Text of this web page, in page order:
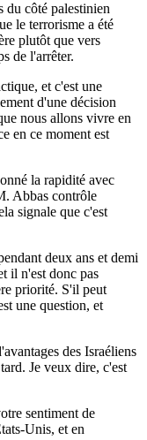
du côté palestinien
le terrorisme a été
plutôt que vers
de l'arrêter.
et c'est une
d'une décision
nous allons vivre en
en ce moment est
la rapidité avec
Abbas contrôle
signale que c'est
deux ans et demi
il n'est donc pas
priorité. S'il peut
une question, et
des Israéliens
Je veux dire, c'est
sentiment de
Unis, et en